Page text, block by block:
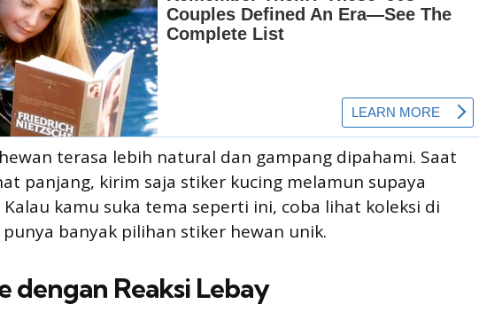
terasa lebih natural dan gampang dipahami. Saat
panjang, kirim saja stiker kucing melamun supaya
kamu suka tema seperti ini, coba lihat koleksi di
banyak pilihan stiker hewan unik.
dengan Reaksi Lebay